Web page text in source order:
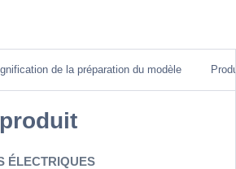
de la préparation du modèle
ÉLECTRIQUES